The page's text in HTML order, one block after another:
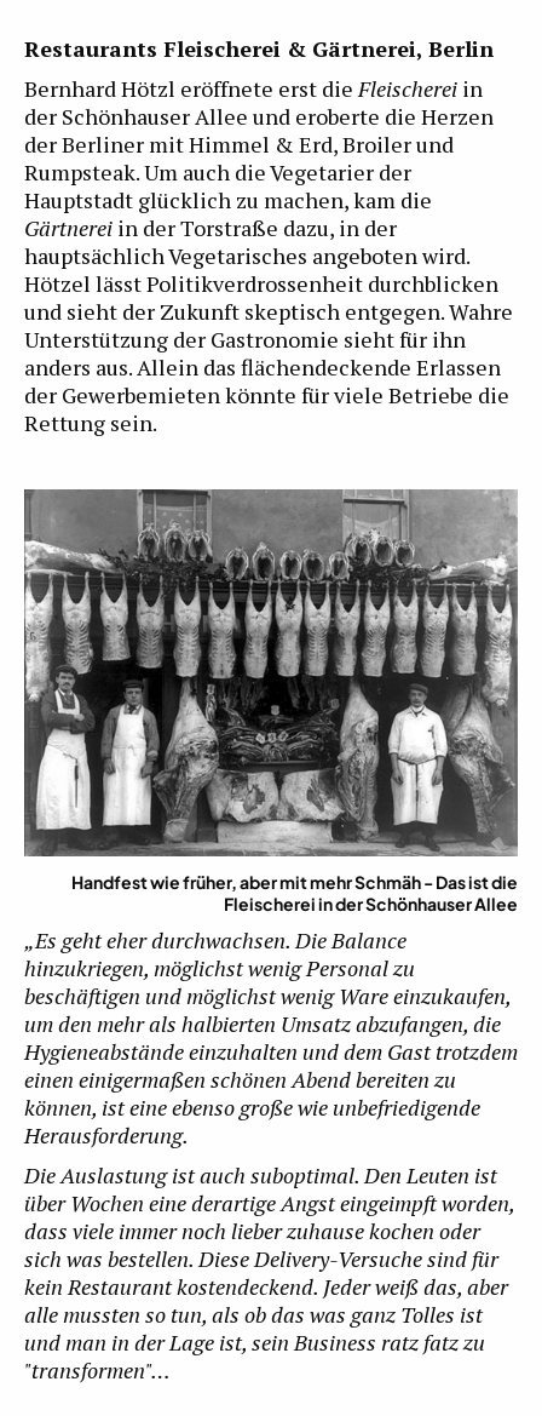
Restaurants Fleischerei & Gärtnerei, Berlin
Bernhard Hötzl eröffnete erst dieFleischerei in
der Schönhauser Allee und eroberte die Herzen
der Berliner mit Himmel & Erd, Broiler und
Rumpsteak. Um auch die Vegetarier der
Hauptstadt glücklich zu machen, kam die
Gärtnerei in der Torstraße dazu, in der
hauptsächlich Vegetarisches angeboten wird.
Hötzel lässt Politikverdrossenheit durchblicken
und sieht der Zukunft skeptisch entgegen. Wahre
Unterstützung der Gastronomie sieht für ihn
anders aus. Allein das flächendeckende Erlassen
der Gewerbemieten könnte für viele Betriebe die
Rettung sein.
Handfest wie früher, aber mit mehr Schmäh - Das ist die
Fleischerei in der Schönhauser Allee
„Es geht eher durchwachsen. Die Balance
hinzukriegen, möglichst wenig Personal zu
beschäftigen und möglichst wenig Ware einzukaufen,
um den mehr als halbierten Umsatz abzufangen, die
Hygieneabstände einzuhalten und dem Gast trotzdem
einen einigermaßen schönen Abend bereiten zu
können, ist eine ebenso große wie unbefriedigende
Herausforderung.
Die Auslastung ist auch suboptimal. Den Leuten ist
über Wochen eine derartige Angst eingeimpft worden,
dass viele immer noch lieber zuhause kochen oder
sich was bestellen. Diese Delivery-Versuche sind für
kein Restaurant kostendeckend. Jeder weiß das, aber
alle mussten so tun, als ob das was ganz Tolles ist
und man in der Lage ist, sein Business ratz fatz zu
"transformen"…